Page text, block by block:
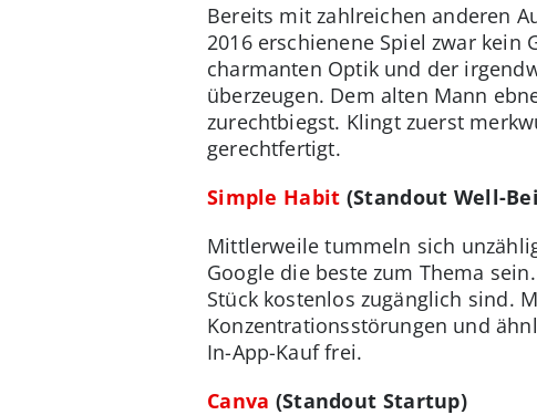
Bereits mit zahlreichen anderen
2016 erschienene Spiel zwar
charmanten Optik und der
überzeugen. Dem alten Mann
zurechtbiegst. Klingt zuerst
gerechtfertigt.
Simple Habit (Standout Well-
Mittlerweile tummeln sich
Google die beste zum Thema
Stück kostenlos zugänglich sind.
Konzentrationsstörungen und
In-App-Kauf frei.
Canva (Standout Startup)